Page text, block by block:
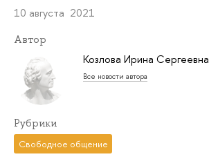
10 августа 2021
Автор
Козлова Ирина Сергеевна
Все новости автора
Рубрики
Свободное общение